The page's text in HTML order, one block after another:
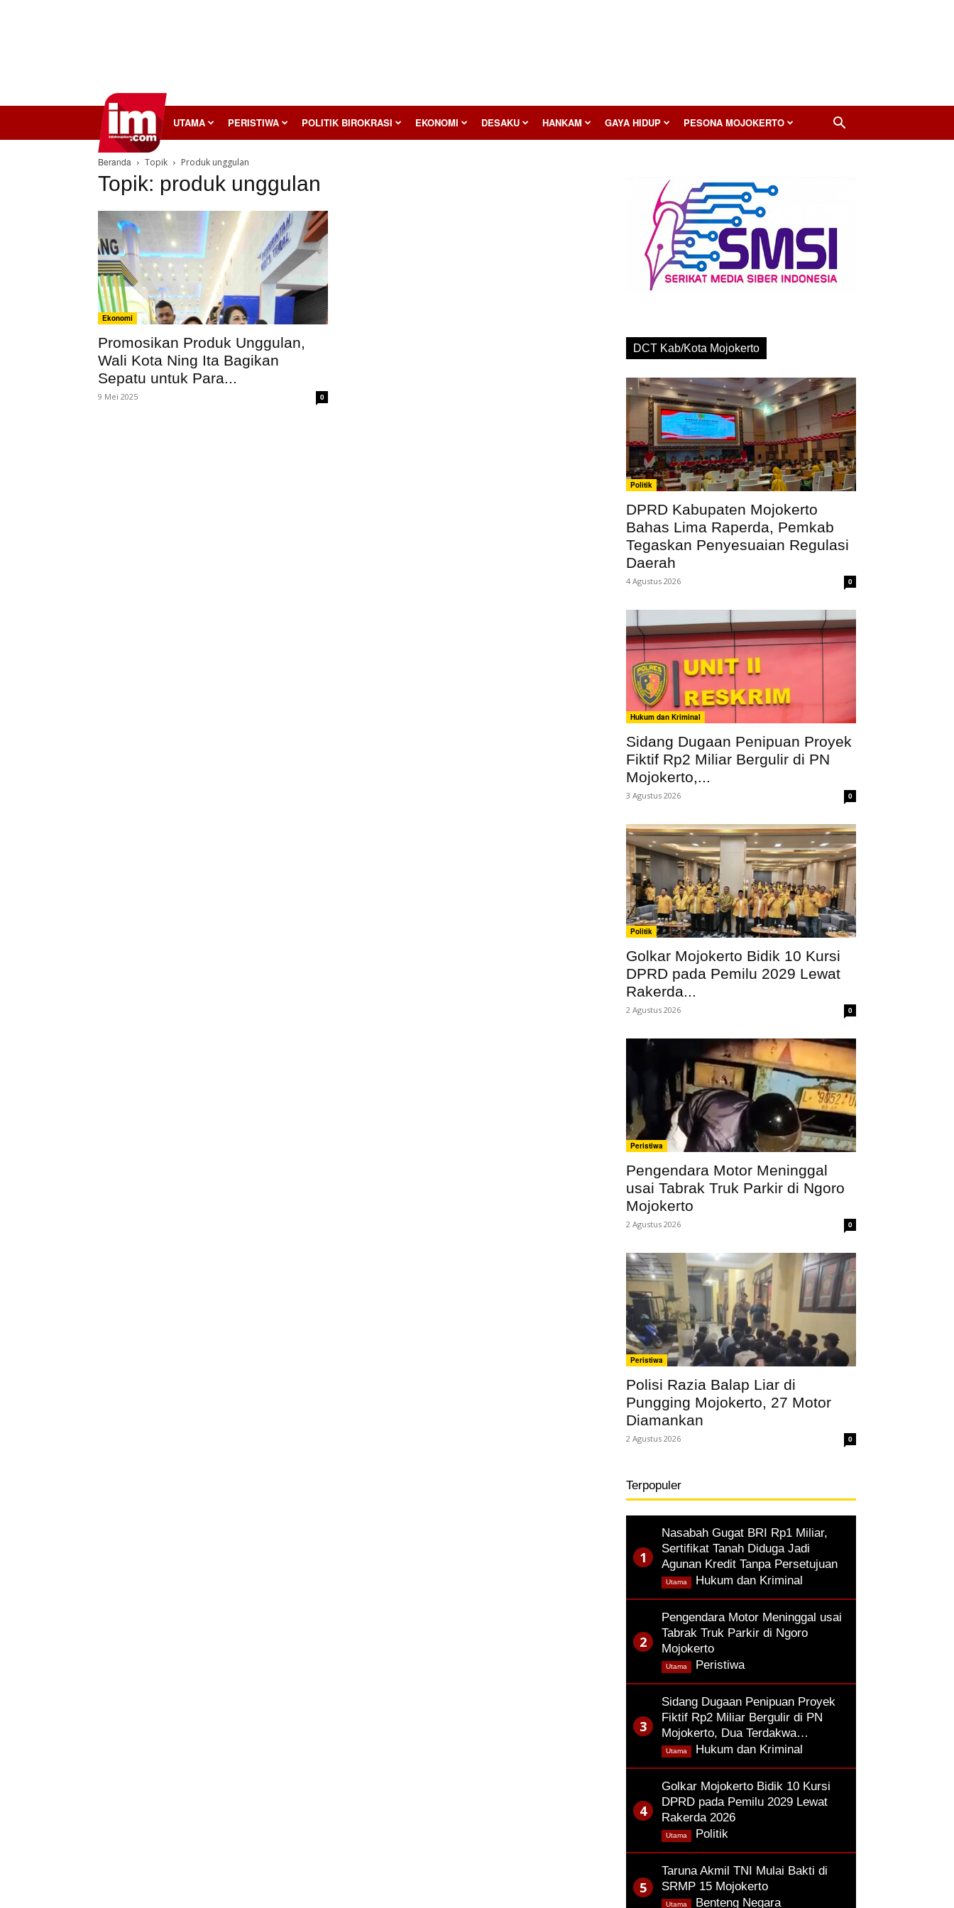
InilahMojokerto UTAMA PERISTIWA POLITIK BIROKRASI EKONOMI DESAKU HANKAM GAYA HIDUP PESONA MOJOKERTO
Beranda Topik Produk unggulan
Topik: produk unggulan
Ekonomi
Promosikan Produk Unggulan,
Wali Kota Ning Ita Bagikan
Sepatu untuk Para...
9 Mei 2025 0
DCT Kab/Kota Mojokerto
Politik
DPRD Kabupaten Mojokerto
Bahas Lima Raperda, Pemkab
Tegaskan Penyesuaian Regulasi
Daerah
4 Agustus 2026 0
Hukum dan Kriminal
Sidang Dugaan Penipuan Proyek
Fiktif Rp2 Miliar Bergulir di PN
Mojokerto,...
3 Agustus 2026 0
Politik
Golkar Mojokerto Bidik 10 Kursi
DPRD pada Pemilu 2029 Lewat
Rakerda...
2 Agustus 2026 0
Peristiwa
Pengendara Motor Meninggal
usai Tabrak Truk Parkir di Ngoro
Mojokerto
2 Agustus 2026 0
Peristiwa
Polisi Razia Balap Liar di
Pungging Mojokerto, 27 Motor
Diamankan
2 Agustus 2026 0
Terpopuler
Nasabah Gugat BRI Rp1 Miliar,
Sertifikat Tanah Diduga Jadi
Agunan Kredit Tanpa Persetujuan
Hukum dan Kriminal
Utama
Pengendara Motor Meninggal usai
Tabrak Truk Parkir di Ngoro
Mojokerto
Peristiwa,
Utama
Sidang Dugaan Penipuan Proyek
Fiktif Rp2 Miliar Bergulir di PN
Mojokerto, Dua Terdakwa…
Hukum dan Kriminal
Utama
Golkar Mojokerto Bidik 10 Kursi
DPRD pada Pemilu 2029 Lewat
Rakerda 2026
Politik
Utama
Taruna Akmil TNI Mulai Bakti di
SRMP 15 Mojokerto
Benteng Negara,
Utama